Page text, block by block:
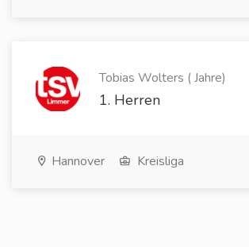
Tobias Wolters ( Jahre)
1. Herren
Hannover Kreisliga